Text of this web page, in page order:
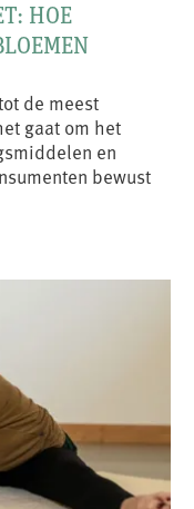
HOE
de meest
gaat om het
en
bewust